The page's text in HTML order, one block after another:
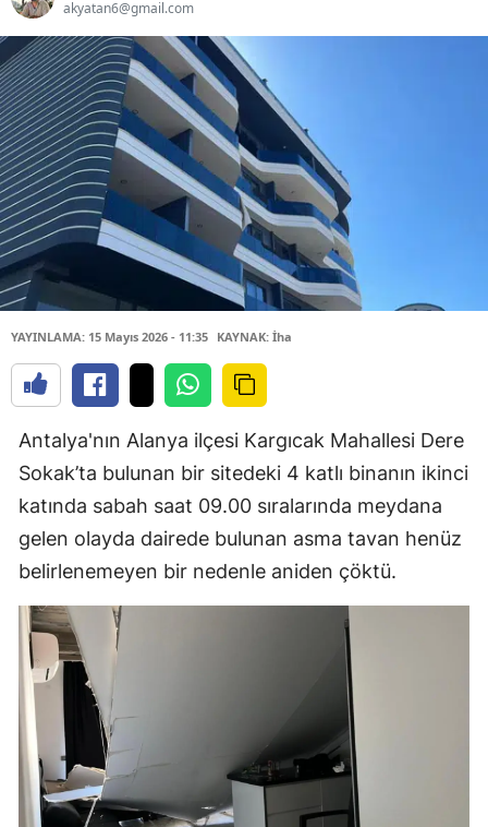
akyatan6@gmail.com
YAYINLAMA: 15 Mayıs 2026 - 11:35 KAYNAK: İha
Antalya'nın Alanya ilçesi Kargıcak Mahallesi Dere
Sokak’ta bulunan bir sitedeki 4 katlı binanın ikinci
katında sabah saat 09.00 sıralarında meydana
gelen olayda dairede bulunan asma tavan henüz
belirlenemeyen bir nedenle aniden çöktü.